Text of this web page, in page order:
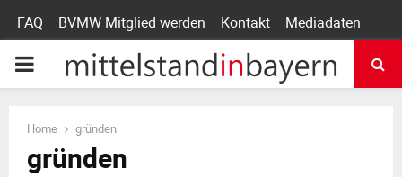
FAQ BVMW Mitglied werden Kontakt Mediadaten
P
Home gründen
gründen